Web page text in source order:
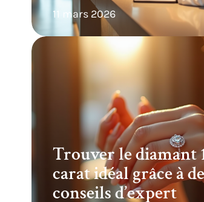
11 mars 2026
Trouver le diamant
carat idéal grâce à
conseils d’expert